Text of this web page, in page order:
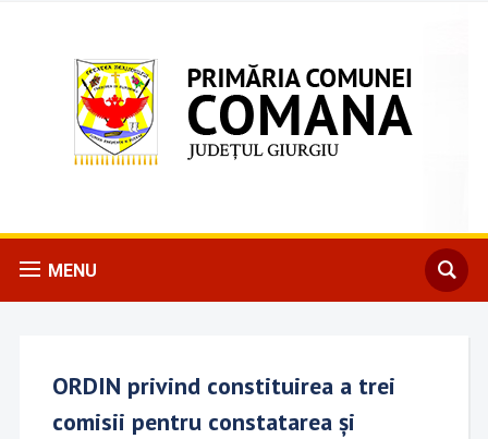
MENU
ORDIN privind constituirea a trei
comisii pentru constatarea și